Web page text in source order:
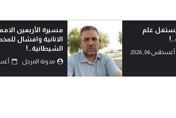
ثورة ضد
من يشهد بالحق؟!
مدونة المرجل